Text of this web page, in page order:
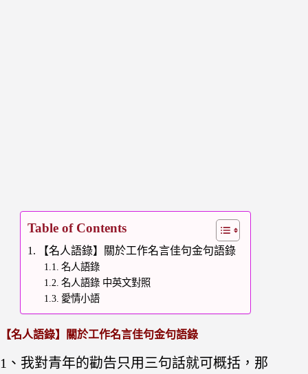
Table of Contents
【名人語錄】關於工作名言佳句金句語錄
名人語錄
名人語錄 中英文對照
愛情小語
【名人語錄】關於工作名言佳句金句語錄
1、我對青年的勸告只用三句話就可概括，那